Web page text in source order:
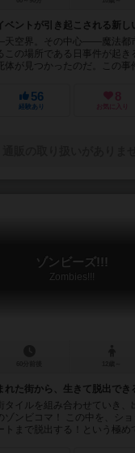
ベントが引き起こされる新し
空界。その中心――魔法都
この場所である日事件が起き
体が見つかったのだ。この事
56
経験あり
8
お気に入り
ゾンビーズ!!!
Zombies!!!
れた街から、生きて脱出でき
タイルを組み合わせていき、
ゾンビコマ！ この中を、シ
トまで脱出する！という極め